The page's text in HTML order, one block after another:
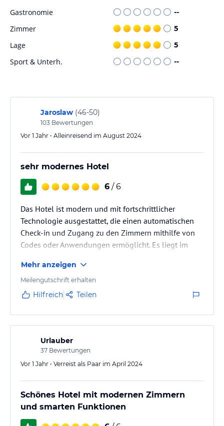
Gastronomie --
Zimmer 5
Lage 5
Sport & Unterh. --
Jaroslaw (46-50)
103 Bewertungen
Vor 1 Jahr • Alleinreisend im August 2024
sehr modernes Hotel
6 / 6
Das Hotel ist modern und mit fortschrittlicher
Technologie ausgestattet, die einen automatischen
Check-in und Zugang zu den Zimmern mithilfe von
Codes oder Anwendungen ermöglicht. Es liegt im
Limassol. Mein Zimmer war geschmackvoll
eingerichtet, sehr sauber und komfortabel. Die
Kommunikation mit dem Personal über WhatsApp
Wände und Probleme mit der Schalldämmung, was
mich etwas gestört hat.
Mehr anzeigen
Meilengutschrift erhalten
Hilfreich Teilen
Urlauber
37 Bewertungen
Vor 1 Jahr • Verreist als Paar im April 2024
Schönes Hotel mit modernen Zimmern
und smarten Funktionen